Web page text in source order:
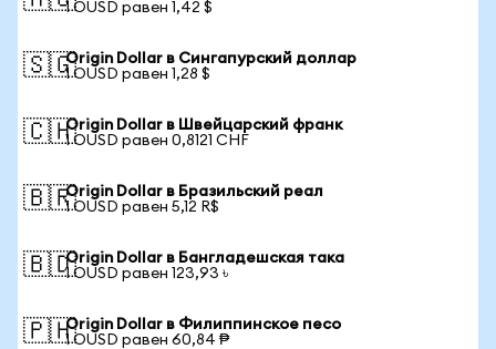
1 OUSD равен 1,42 $
🇸🇬Origin Dollar в Сингапурский доллар
1 OUSD равен 1,28 $
🇨🇭Origin Dollar в Швейцарский франк
1 OUSD равен 0,8121 CHF
🇧🇷Origin Dollar в Бразильский реал
1 OUSD равен 5,12 R$
🇧🇩Origin Dollar в Бангладешская така
1 OUSD равен 123,93 ৳
🇵🇭Origin Dollar в Филиппинское песо
1 OUSD равен 60,84 ₱